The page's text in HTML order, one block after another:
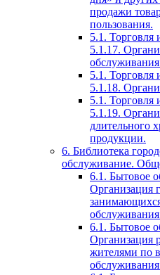
продажи
пользования.
5.1.
5.1.17.
5.1.
5.1.18.
5.1.
5.1.19.
длительного
продукции.
6. Библиотека
обслуживание.
6.1. Бытовое
Организация
6.1. Бытовое
Организация
жителями по